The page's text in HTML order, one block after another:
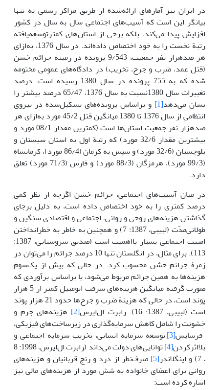
در ‌ایران نیز آمارهای ارائه‌شده از طریق مراکز رسمی نه تنها
بیانگر ‌این است که آسیب‌های اجتماعی سال به سال در کشور
افزایش پیدا می‌کند، بلکه برخی از استان‌های کمترتوسعه‌یافته
رتبة نخست را به خود اختصاص داده‌اند. در سال 1376، به‌ازای
هر صدهزار نفر جمعیت، 9/543 پرونده در زمینة جرائم خشن
(قتل عمد، ضرب و جرح، تخریب) در دادگاه‌های عمومی مختومه
شده که به 755 پرونده در سال 1380 رسیده است. درصد
تغییرات سال 1380نسبت به سال 1376، 65/47 درصد بیشتر را
نشان می‌دهد[1]
و براساس پرونده‌های تشکیل‌شده در نیروی
انتظامی از سال 1376 تا 1380 میانگین قتل 45/2 مورد به‌ازای هر
صدهزار نفر جمعیت استان‌ها است (کمترین مقدار 08/1 مورد و
بیشترین مقدار 32/6 مورد) که رتبة اول به استان سیستان و
بلوچستان (32/6 مورد) و سپس به کرمان (86/4 مورد)، کرمانشاه
(99/3 مورد)، هرمزگان (88/3 مورد) و فارس (71/3 مورد) تعلق
دارد.
در میان آسیب‌های اجتماعی، جرائم خشن اگرچه از نظر کمی
درصد کمتری را به خود اختصاص داده است، به دلیل برجای
گذاشتن هزینه‌های روحی و روانی، اجتماعی و اقتصادی سنگین و
طولانی‌مدّت (لبیبی، 1387: 7) و همچنین به خاطر به خطر‌انداختن
امنیت اجتماعی بسیار بااهمیت است (صدیق سروستانی، 1387:
113). برای مثال، در انگلستان تنها 10 درصد جرائم را می‌توان در
زمرۀ جرائم خشن محسوب کرد. در حالی که بیش از یک‌سوم
هزینه‌ها به همین جرائم مربوط می‌شود، یا براساس برآوردی که
صورت گرفته میانگین هزینه‌های سرقت اتومبیل کمتر از 5 هزار
پوند است، در حالی که هزینة ضرب و جرح‌ها حدود 21 هزار پوند
است (لبیبی، 1387: 16). رابرت ال‌ایرس
[2]
هزینه‌های جرم و
خشونت را شامل کاهش سرمایه‌گذاری در زیرساخت‌های فیزیکی،
فرسایش[3] توسعة سرمایة انسانی، تخریب سرمایة اجتماعی و
بلااثرکردن[4]
توانایی‌های دولت می‌داند (رابرت ال‌ایرس، 1998: 8
– 7) و ‌اینگلاندر
[5] صرف‌نظر از درد و رنج قربانیان و هزینه‌های
روانی برای اعضای خانواده به شش مورد از هزینه‌های مالی نیز
اشاره کرده است: